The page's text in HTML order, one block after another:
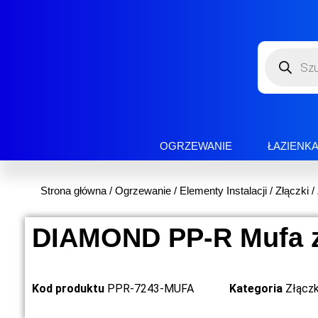
OGRZEWANIE ŁAZIENKA
Strona główna / Ogrzewanie / Elementy Instalacji / Złączki /
DIAMOND PP-R
Kod produktu PPR-7243-MUFA Kategoria